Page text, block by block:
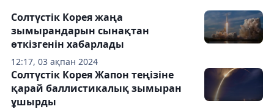
12:17, 03 ақпан 2024
Солтүстік Корея жаңа
зымырандарын сынақтан
өткізгенін хабарлады
Солтүстік Корея Жапон теңізіне
қарай баллистикалық зымыран
ұшырды